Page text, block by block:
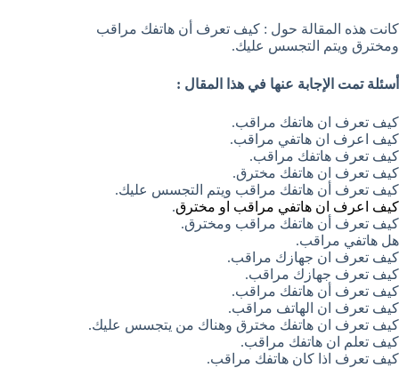
كانت هذه المقالة حول : كيف تعرف أن هاتفك مراقب
ومخترق ويتم التجسس عليك.
أسئلة تمت الإجابة عنها في هذا المقال :
كيف تعرف ان هاتفك مراقب.
كيف اعرف ان هاتفي مراقب.
كيف تعرف هاتفك مراقب.
كيف تعرف ان هاتفك مخترق.
كيف تعرف أن هاتفك مراقب ويتم التجسس عليك.
كيف اعرف ان هاتفي مراقب او مخترق.
كيف تعرف أن هاتفك مراقب ومخترق.
هل هاتفي مراقب.
كيف تعرف ان جهازك مراقب.
كيف تعرف جهازك مراقب.
كيف تعرف أن هاتفك مراقب.
كيف تعرف ان الهاتف مراقب.
كيف تعرف ان هاتفك مخترق وهناك من يتجسس عليك.
كيف تعلم ان هاتفك مراقب.
كيف تعرف اذا كان هاتفك مراقب.